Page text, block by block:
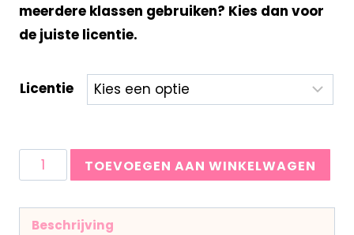
meerdere klassen gebruiken? Kies dan voor
de juiste licentie.
Licentie
TOEVOEGEN AAN WINKELWAGEN
Beschrijving